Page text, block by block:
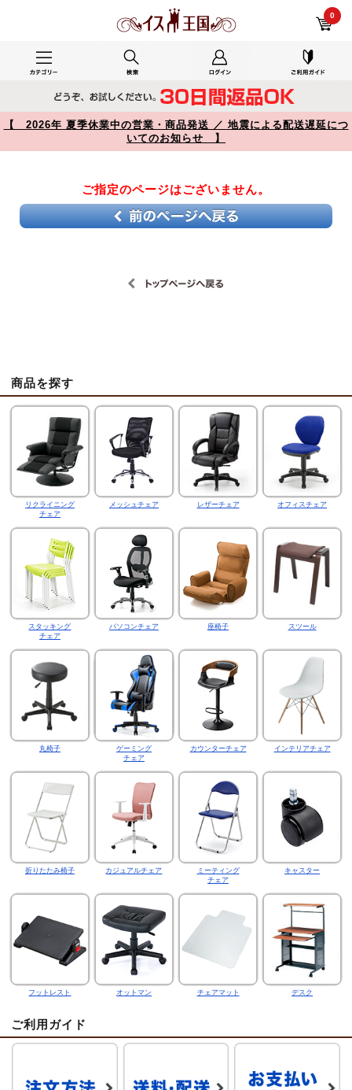
0
【 2026年 夏季休業中の営業・商品発送 ／ 地震による配送遅延につ
いてのお知らせ 】
ご指定のページはございません。
商品を探す
リクライニング
チェア
メッシュチェア レザーチェア オフィスチェア
スタッキング
チェア
パソコンチェア 座椅子 スツール
丸椅子
ゲーミング
チェア
カウンターチェア インテリアチェア
折りたたみ椅子 カジュアルチェア
ミーティング
チェア
キャスター
フットレスト オットマン チェアマット デスク
ご利用ガイド